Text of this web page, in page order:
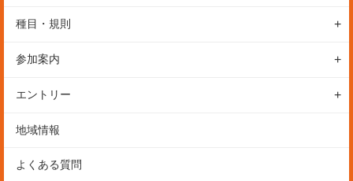
会場
アクセス
ギャラリー
種目・規則
カテゴリー・参加費
保険
参加案内
参加前のご案内
エントリー
エントリーの方法
地域情報
よくある質問